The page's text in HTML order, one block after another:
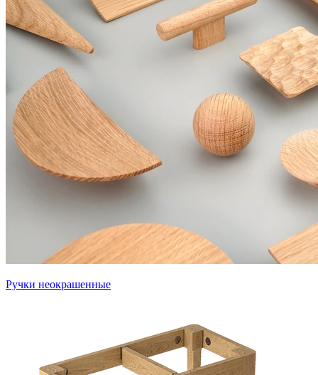
Ручки неокрашенные